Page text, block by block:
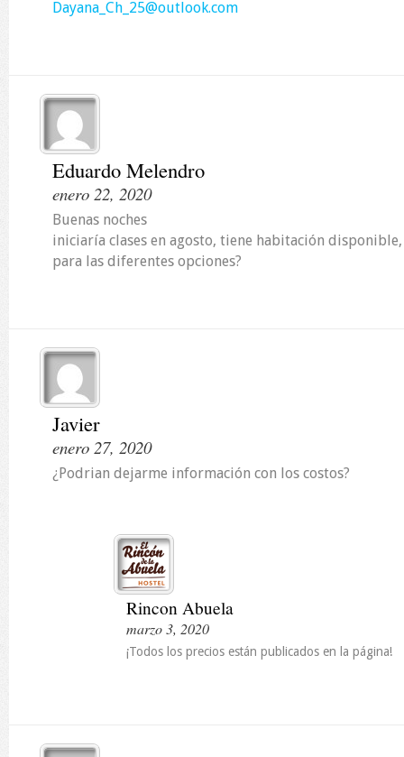
Dayana_Ch_25@outlook.com
Eduardo Melendro
enero 22, 2020
Buenas noches
iniciaría clases en agosto, tiene habitación disponible,
para las diferentes opciones?
Javier
enero 27, 2020
¿Podrian dejarme información con los costos?
Rincon Abuela
marzo 3, 2020
¡Todos los precios están publicados en la página!